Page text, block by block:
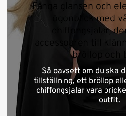
Fånga glansen och
ögonblick med
chiffongsjalar,
accessoaren till
bröllop och
Så oavsett om du ska
tillställning, ett bröllop
chiffongsjalar vara
outfit.